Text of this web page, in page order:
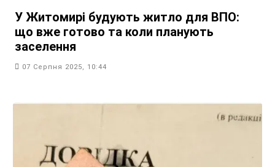
У Житомирі будують житло для ВПО:
що вже готово та коли планують
заселення
07 Серпня 2025, 10:44